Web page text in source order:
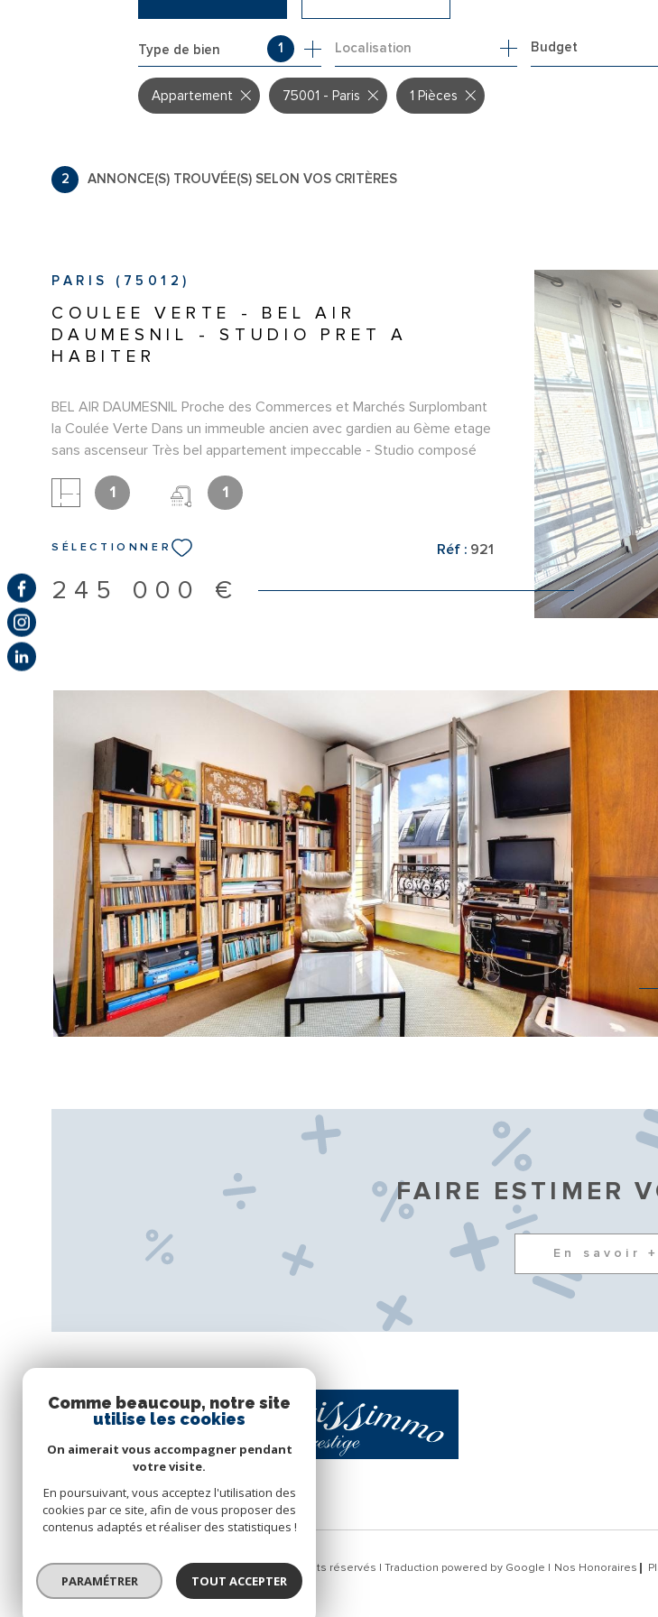
DE L'ANCIEN
DE L'IMMO PRO
Type de bien 1 Localisation Budget
Appartement 75001 - Paris 1 Pièces
2 ANNONCE(S) TROUVÉE(S) SELON VOS CRITÈRES
PARIS (75012)
COULEE VERTE - BEL AIR
DAUMESNIL - STUDIO PRET A
HABITER
BEL AIR DAUMESNIL Proche des Commerces et Marchés Surplombant
la Coulée Verte Dans un immeuble ancien avec gardien au 6ème etage
sans ascenseur Très bel appartement impeccable - Studio composé
d'une Entrée - Cuisine Dinatoire séparée Aménagée et Equipée - Salle
d'eau avec Wc - Piece principale Baignée de lumiere - Tres Faibles
Charges - Idéal Investisseur ou 1er Achat - Tres belles prestations
1 1
SÉLECTIONNER Réf : 921
245 000 €
VOIR LE BIEN
FAIRE ESTIMER
En savoir +
© 2026 | Tous droits réservés | Traduction powered by Google | Nos Honoraires
Comme beaucoup, notre site
utilise les cookies
On aimerait vous accompagner pendant
votre visite.
En poursuivant, vous acceptez l'utilisation des
cookies par ce site, afin de vous proposer des
contenus adaptés et réaliser des statistiques !
PARAMÉTRER TOUT ACCEPTER